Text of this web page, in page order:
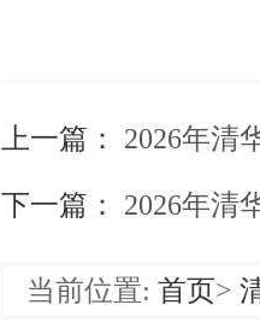
书》和《退出
①有效二代居民
②学历证书、学
③考生诚信承诺
上一篇： 2026年清华大学
下一篇： 2026年清华大学深
当前位置: 首页>